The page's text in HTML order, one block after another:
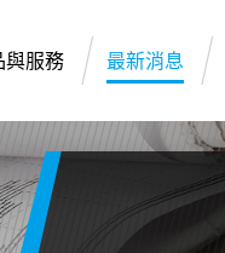
與服務 最新消息